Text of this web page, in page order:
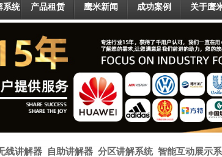
系统 产品租赁 鹰米新闻 成功案例 关于鹰
线讲解器 自助讲解器 分区讲解系统 智能互动展示